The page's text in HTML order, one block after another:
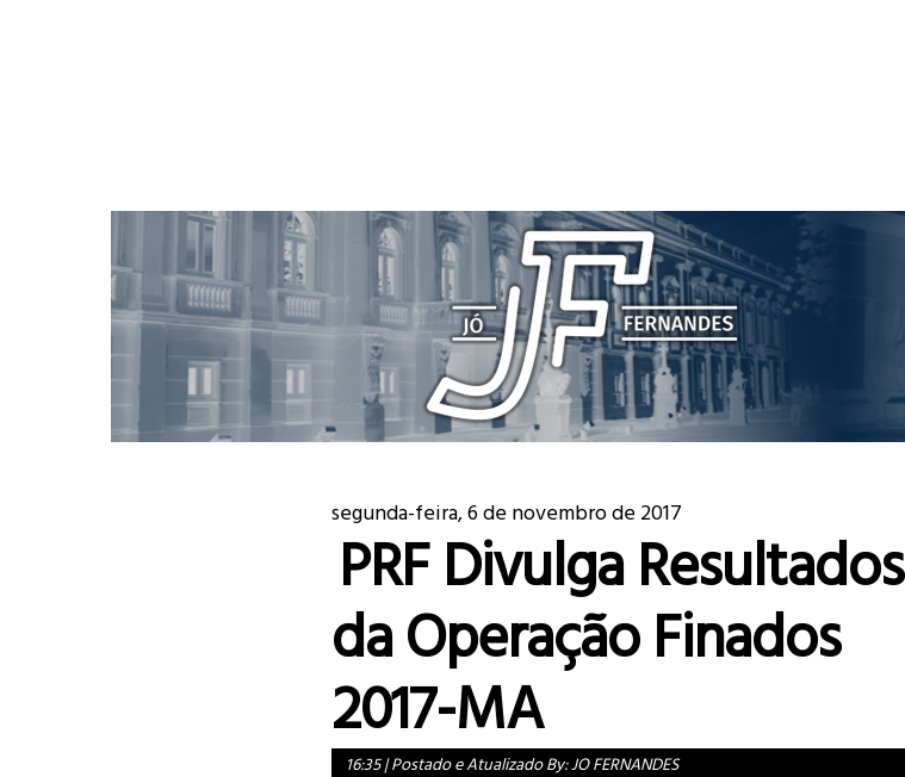
segunda-feira, 6 de novembro de 2017
PRF Divulga Resultados
da Operação Finados
2017-MA
16:35|Postado e Atualizado By:JO FERNANDES